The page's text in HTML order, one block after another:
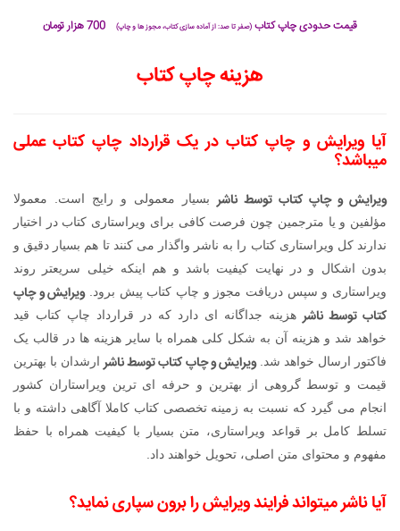
قیمت حدودی چاپ کتاب (صفر تا صد: از آماده سازی کتاب، مجوز ها و چاپ)
هزینه چاپ کتاب
آیا ویرایش و چاپ کتاب در یک قرارداد چاپ کتاب عملی
میباشد؟
ویرایش و چاپ کتاب توسط ناشر بسیار معمولی و رایج است. معمولا
مؤلفین و یا مترجمین چون فرصت کافی برای ویراستاری کتاب در اختیار
ندارند کل ویراستاری کتاب را به ناشر واگذار می کنند تا هم بسیار دقیق و
بدون اشکال و در نهایت کیفیت باشد و هم اینکه خیلی سریعتر روند
ویراستاری و سپس دریافت مجوز و چاپ کتاب پیش برود.ویرایش و چاپ
کتاب توسط ناشر هزینه جداگانه ای دارد که در قرارداد چاپ کتاب قید
خواهد شد و هزینه آن به شکل کلی همراه با سایر هزینه ها در قالب یک
فاکتور ارسال خواهد شد.ویرایش و چاپ کتاب توسط ناشر ارشدان با بهترین
قیمت و توسط گروهی از بهترین و حرفه ای ترین ویراستاران کشور
انجام می گیرد که نسبت به زمینه تخصصی کتاب کاملا آگاهی داشته و با
تسلط کامل بر قواعد ویراستاری، متن بسیار با کیفیت همراه با حفظ
مفهوم و محتوای متن اصلی، تحویل خواهند داد.
آیا ناشر میتواند فرایند ویرایش را برون سپاری نماید؟